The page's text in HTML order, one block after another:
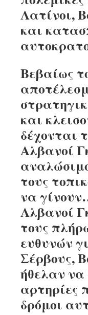
Λατίνοι,
και
Βεβαίως
και
δέχονται
Αλβανοί
τους
να
Αλβανοί
τους
ευθυνών
Σέρβους,
ήθελαν να
αρτηρίες
δρόμοι